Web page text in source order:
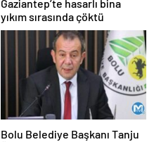
Gaziantep’te hasarlı bina
yıkım sırasında çöktü
Bolu Belediye Başkanı Tanju